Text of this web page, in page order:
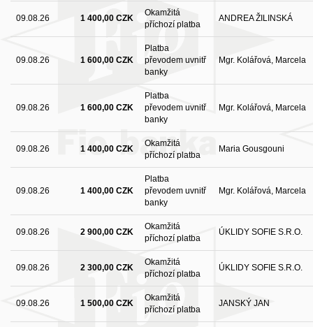
09.08.26 1 400,00 CZK
Okamžitá
příchozí platba
ANDREA ŽILINSKÁ
09.08.26 1 600,00 CZK
Platba
převodem uvnitř
banky
Mgr. Kolářová, Marcela
09.08.26 1 600,00 CZK
Platba
převodem uvnitř
banky
Mgr. Kolářová, Marcela
09.08.26 1 400,00 CZK
Okamžitá
příchozí platba
Maria Gousgouni
09.08.26 1 400,00 CZK
Platba
převodem uvnitř
banky
Mgr. Kolářová, Marcela
09.08.26 2 900,00 CZK
Okamžitá
příchozí platba
ÚKLIDY SOFIE S.R.O.
09.08.26 2 300,00 CZK
Okamžitá
příchozí platba
ÚKLIDY SOFIE S.R.O.
09.08.26 1 500,00 CZK
Okamžitá
příchozí platba
JANSKÝ JAN